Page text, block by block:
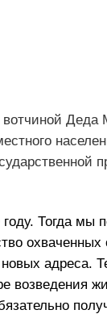
Деда
Тогда мы
охваченных
адреса.
возведения